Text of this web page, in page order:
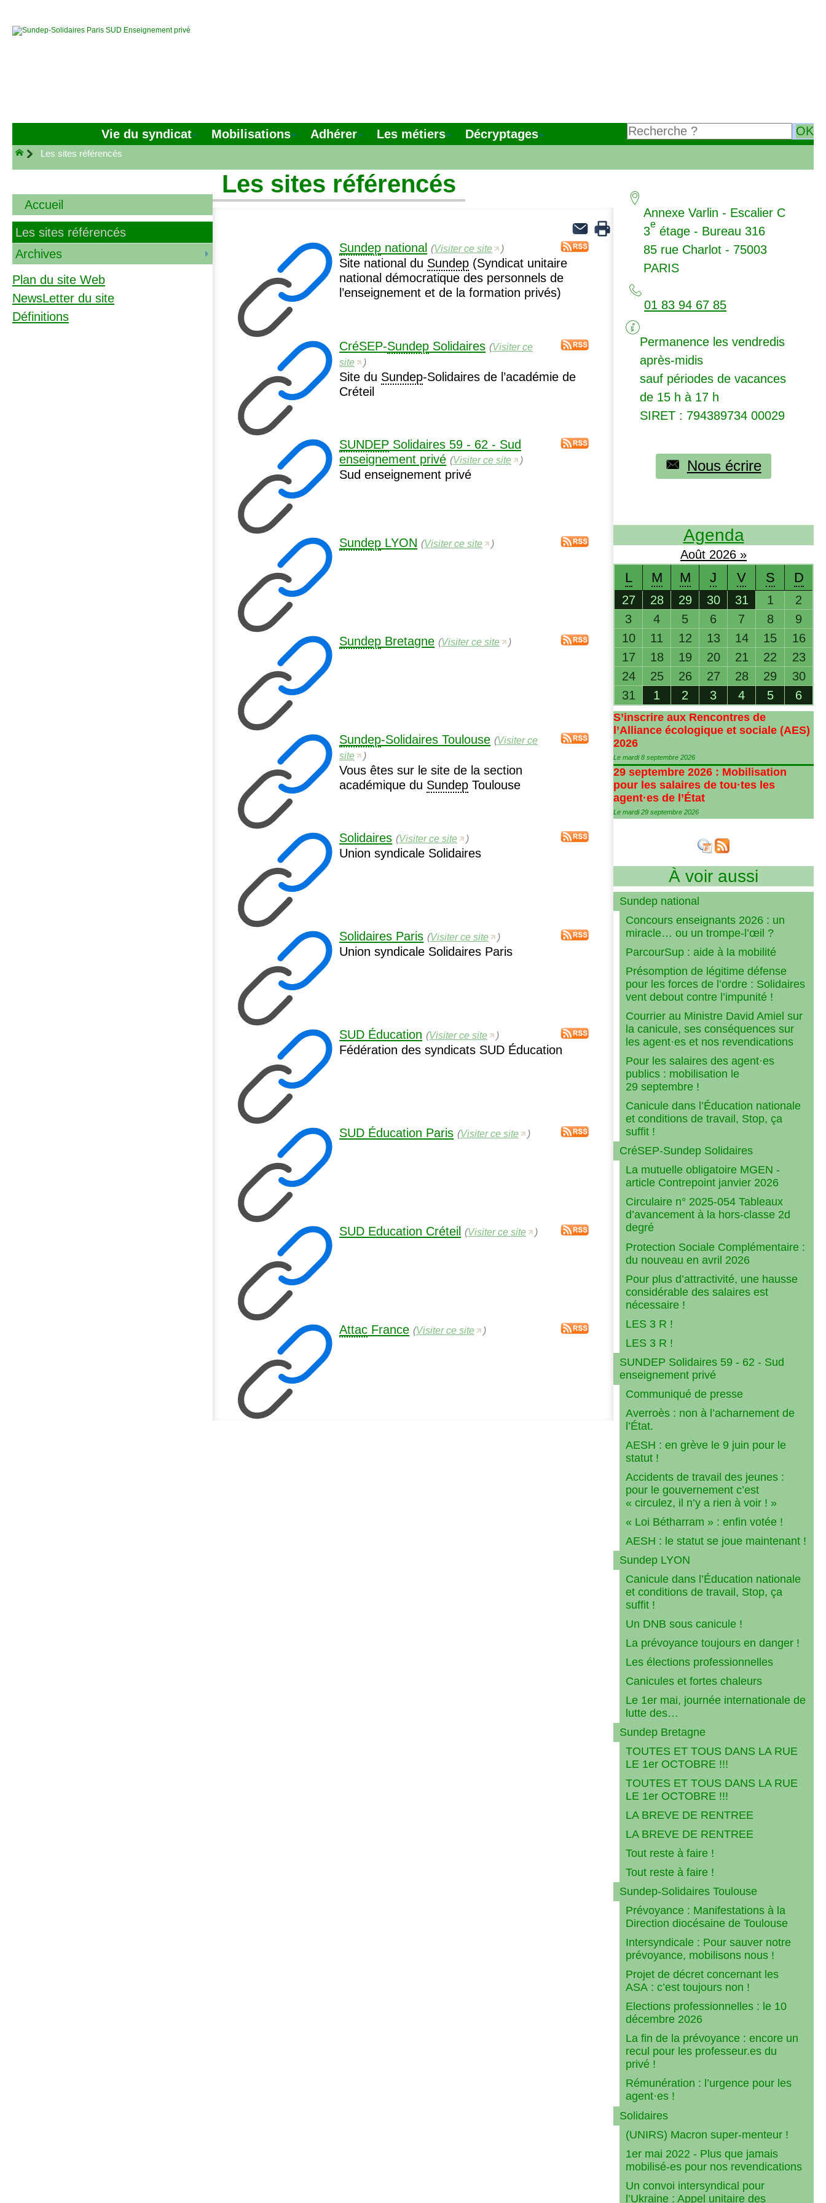
Vie du syndicat Mobilisations Adhérer Les métiers Décryptages
Les sites référencés
Les sites référencés
Sundep national (Visiter ce site )
Site national du Sundep (Syndicat unitaire
national démocratique des personnels de
l’enseignement et de la formation privés)
CréSEP-Sundep Solidaires (Visiter ce
site
)
Site du Sundep-Solidaires de l’académie de
Créteil
SUNDEP Solidaires 59 - 62 - Sud
enseignement privé (Visiter ce site )
Sud enseignement privé
Sundep LYON (Visiter ce site )
Sundep Bretagne (Visiter ce site )
Sundep-Solidaires Toulouse (Visiter ce
site
)
Vous êtes sur le site de la section
académique du Sundep Toulouse
Solidaires (Visiter ce site )
Union syndicale Solidaires
Solidaires Paris (Visiter ce site )
Union syndicale Solidaires Paris
SUD Éducation (Visiter ce site )
Fédération des syndicats SUD Éducation
SUD Éducation Paris (Visiter ce site )
SUD Education Créteil (Visiter ce site )
Attac France (Visiter ce site )
Accueil
Les sites référencés
Archives
Plan du site Web
NewsLetter du site
Définitions
Annexe Varlin - Escalier C
3
e
étage - Bureau 316
85 rue Charlot - 75003
PARIS
01 83 94 67 85
Permanence les vendredis
après-midis
sauf périodes de vacances
de 15 h à 17 h
SIRET : 794389734 00029
Nous écrire
Agenda
Août 2026 »
L M M J V S D
27 28 29 30 31 1
2
3
4 5 6 7 8
9
10
11 12 13 14 15
16
17
18 19 20 21 22
23
24
25 26 27 28 29
30
31
1 2 3 4 5 6
S’inscrire aux Rencontres de
l’Alliance écologique et sociale (AES)
2026
Le mardi 8 septembre 2026
29 septembre 2026 : Mobilisation
pour les salaires de tou·tes les
agent·es de l’État
Le mardi 29 septembre 2026
À voir aussi
Sundep national
Concours enseignants 2026 : un
miracle… ou un trompe-l’œil ?
ParcourSup : aide à la mobilité
Présomption de légitime défense
pour les forces de l’ordre : Solidaires
vent debout contre l’impunité !
Courrier au Ministre David Amiel sur
la canicule, ses conséquences sur
les agent·es et nos revendications
Pour les salaires des agent·es
publics : mobilisation le
29 septembre !
Canicule dans l’Éducation nationale
et conditions de travail, Stop, ça
suffit !
CréSEP-Sundep Solidaires
La mutuelle obligatoire MGEN -
article Contrepoint janvier 2026
Circulaire n° 2025-054 Tableaux
d’avancement à la hors-classe 2d
degré
Protection Sociale Complémentaire :
du nouveau en avril 2026
Pour plus d’attractivité, une hausse
considérable des salaires est
nécessaire !
LES 3 R !
LES 3 R !
SUNDEP Solidaires 59 - 62 - Sud
enseignement privé
Communiqué de presse
Averroès : non à l’acharnement de
l’État.
AESH : en grève le 9 juin pour le
statut !
Accidents de travail des jeunes :
pour le gouvernement c’est
« circulez, il n’y a rien à voir ! »
« Loi Bétharram » : enfin votée !
AESH : le statut se joue maintenant !
Sundep LYON
Canicule dans l’Éducation nationale
et conditions de travail, Stop, ça
suffit !
Un DNB sous canicule !
La prévoyance toujours en danger !
Les élections professionnelles
Canicules et fortes chaleurs
Le 1er mai, journée internationale de
lutte des…
Sundep Bretagne
TOUTES ET TOUS DANS LA RUE
LE 1er OCTOBRE !!!
TOUTES ET TOUS DANS LA RUE
LE 1er OCTOBRE !!!
LA BREVE DE RENTREE
LA BREVE DE RENTREE
Tout reste à faire !
Tout reste à faire !
Sundep-Solidaires Toulouse
Prévoyance : Manifestations à la
Direction diocésaine de Toulouse
Intersyndicale : Pour sauver notre
prévoyance, mobilisons nous !
Projet de décret concernant les
ASA : c’est toujours non !
Elections professionnelles : le 10
décembre 2026
La fin de la prévoyance : encore un
recul pour les professeur.es du
privé !
Rémunération : l’urgence pour les
agent·es !
Solidaires
(UNIRS) Macron super-menteur !
1er mai 2022 - Plus que jamais
mobilisé-es pour nos revendications
Un convoi intersyndical pour
l’Ukraine : Appel unitaire des